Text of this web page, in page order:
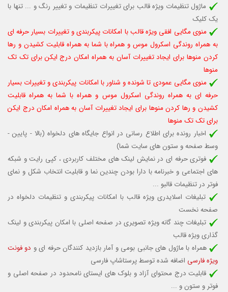
ماژول تنظیمات ویژه قالب برای تغییرات تنظیمات و تغییر رنگ و ... تنها با
یک کلیک
منوی مگایی افقی ویژه قالب با امکانات پیکربندی و تغییرات بسیار حرفه ای
به همراه روندگی اسکرول موس و همراه با شما به همراه قابلیت کشیدن و رها
کردن منوها برای ایجاد تغییرات آسان به همراه امکان درج ایکن برای تک تک
منوها
منوی مگایی عمودی تا شونده و شناور با امکانات پیکربندی و تغییرات بسیار
حرفه ای به همراه روندگی اسکرول موس و همراه با شما به همراه قابلیت
کشیدن و رها کردن منوها برای ایجاد تغییرات آسان به همراه امکان درج ایکن
برای تک تک منوها
اخبار رونده برای اطلاع رسانی در انواع جایگاه های دلخواه (بالا - پایین -
وسط صفحه و ستون های سایت شما)
فوتری حرفه ای در نمایش لینک های مختلف کاربردی ، کپی رایت و شبکه
های اجتماعی و خبرنامه با دارا بودن چندین نما و قابلیت انتخاب شکل و نمای
فوتر در تنظیمات قالبو ...
تبلیغات اسلایدری ویژه قالب با امکانات پیکربندی و تنظیمات دلخواه در
صفحه نخست
تبلیغات چند گانه ویژه تصویری در صفحه اصلی با امکان پیکربندی و لینک
گذاری ویژه قالب
همراه با ماژول های جانبی بومی و آمار بازدید کنندگان حرفه ای و دو فونت
ویژه فارسی اضافه شده توسط پرستاشاپ فارسی
قابلیت درج محتوای آزاد و بلوک های ایستای نامحدود در صفحه اصلی و
فوتر و ستون و ...